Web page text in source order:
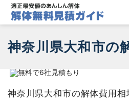
神奈川県大和市の
神奈川県大和市の解体費用相